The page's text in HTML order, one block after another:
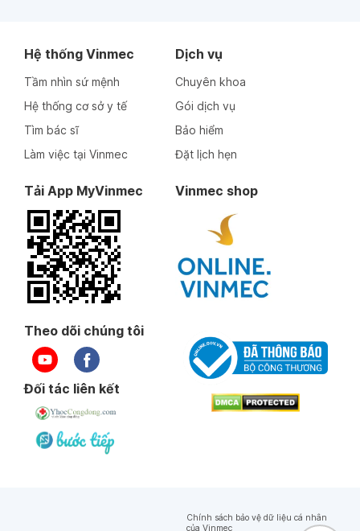
Hệ thống Vinmec
Tầm nhìn sứ mệnh
Hệ thống cơ sở y tế
Tìm bác sĩ
Làm việc tại Vinmec
Dịch vụ
Chuyên khoa
Gói dịch vụ
Bảo hiểm
Đặt lịch hẹn
Tải App MyVinmec Vinmec shop
Theo dõi chúng tôi
Đối tác liên kết
Chính sách bảo vệ dữ liệu cá nhân
của Vinmec